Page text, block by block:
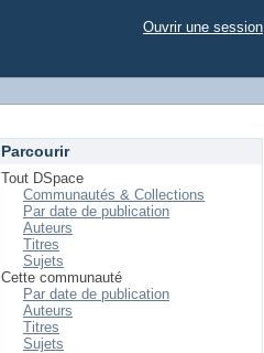
Ouvrir une session
Parcourir
Tout DSpace
Communautés & Collections
Par date de publication
Auteurs
Titres
Sujets
Cette communauté
Par date de publication
Auteurs
Titres
Sujets